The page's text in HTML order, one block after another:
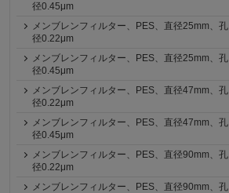
径0.45μm
メンブレンフィルター、PES、直径25mm、孔
径0.22μm
メンブレンフィルター、PES、直径25mm、孔
径0.45μm
メンブレンフィルター、PES、直径47mm、孔
径0.22μm
メンブレンフィルター、PES、直径47mm、孔
径0.45μm
メンブレンフィルター、PES、直径90mm、孔
径0.22μm
メンブレンフィルター、PES、直径90mm、孔